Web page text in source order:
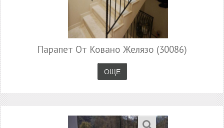
Парапет От Ковано Желязо (30086)
ОЩЕ